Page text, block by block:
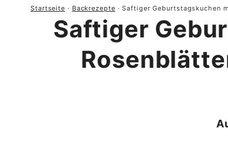
Startseite · Backrezepte ·Saftiger Geburtstagskuchen
Saftiger